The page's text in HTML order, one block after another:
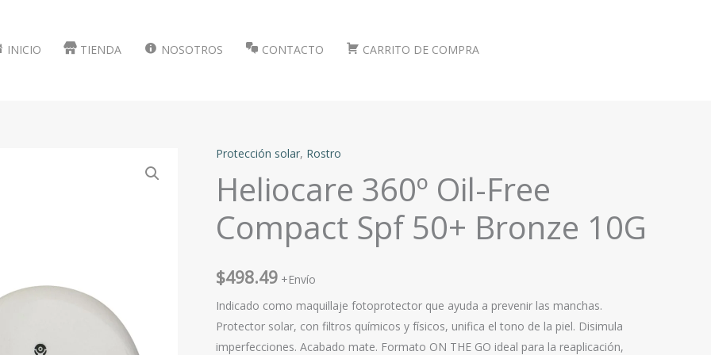
INICIO TIENDA NOSOTROS CONTACTO CARRITO DE COMPRA
Protección solar, Rostro
Heliocare 360º Oil-Free
Compact Spf 50+ Bronze 10G
$498.49 +Envío
Indicado como maquillaje fotoprotector que ayuda a prevenir las manchas.
Protector solar, con filtros químicos y físicos, unifica el tono de la piel. Disimula
imperfecciones. Acabado mate. Formato ON THE GO ideal para la reaplicación,